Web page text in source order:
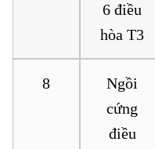
6 điều
hòa T3
8
Ngồi
cứng
điều